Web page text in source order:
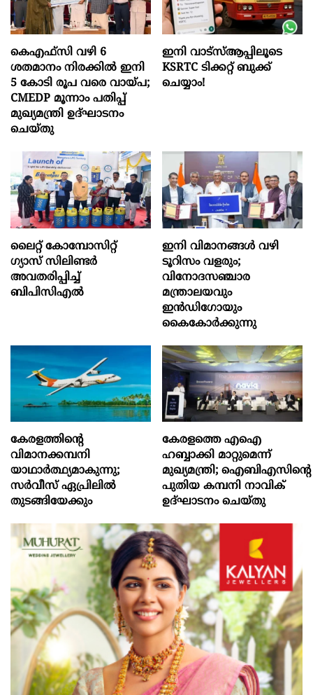
കെഎഫ്സി വഴി 6
ശതമാനം നിരക്കിൽ ഇനി
5 കോടി രൂപ വരെ വായ്പ;
CMEDP മൂന്നാം പതിപ്പ്
മുഖ്യമന്ത്രി ഉദ്ഘാടനം
ചെയ്തു
ഇനി വാട്‌സ്ആപ്പിലൂടെ
KSRTC ടിക്കറ്റ് ബുക്ക്
ചെയ്യാം!
ലൈറ്റ് കോമ്പോസിറ്റ്
ഗ്യാസ് സിലിണ്ടർ
അവതരിപ്പിച്ച്
ബിപിസിഎൽ
ഇനി വിമാനങ്ങള്‍ വഴി
ടൂറിസം വളരും;
വിനോദസഞ്ചാര
മന്ത്രാലയവും
ഇന്‍ഡിഗോയും
കൈകോര്‍ക്കുന്നു
കേരളത്തിന്റെ
വിമാനക്കമ്പനി
യാഥാര്‍ത്ഥ്യമാകുന്നു;
സര്‍വീസ് ഏപ്രിലില്‍
തുടങ്ങിയേക്കും
കേരളത്തെ എഐ
ഹബ്ബാക്കി മാറ്റുമെന്ന്
മുഖ്യമന്ത്രി; ഐബിഎസിന്റെ
പുതിയ കമ്പനി നാവിക്
ഉദ്ഘാടനം ചെയ്തു